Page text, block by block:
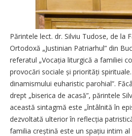
Părintele lect. dr. Silviu Tudose, de la
Ortodoxă „Justinian Patriarhul” din
referatul „Vocația liturgică a familiei
provocări sociale și priorități
dinamismului euharistic parohial”.
drept „biserica de acasă”, părintele
această sintagmă este „întâlnită în
dezvoltată ulterior în reflecția
familia creștină este un spațiu intim